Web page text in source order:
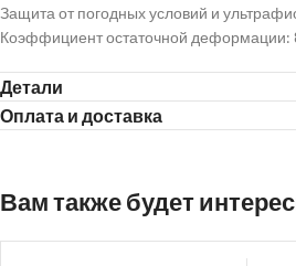
Защита от погодных условий и
Коэффициент остаточной деформации:
Детали
Оплата и доставка
Вам также будет